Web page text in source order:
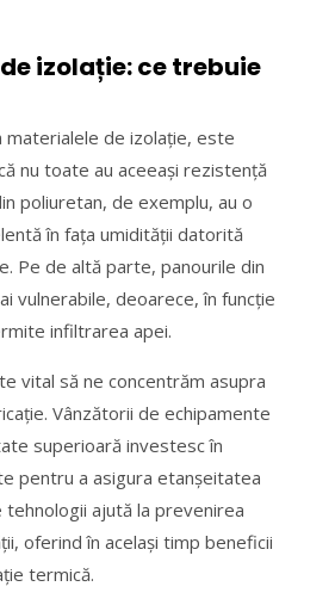
izolație: ce trebuie
materialele de izolație, este
nu toate au aceeași rezistență
poliuretan, de exemplu, au o
în fața umidității datorită
Pe de altă parte, panourile din
vulnerabile, deoarece, în funcție
infiltrarea apei.
vital să ne concentrăm asupra
Vânzătorii de echipamente
superioară investesc în
pentru a asigura etanșeitatea
tehnologii ajută la prevenirea
oferind în același timp beneficii
termică.